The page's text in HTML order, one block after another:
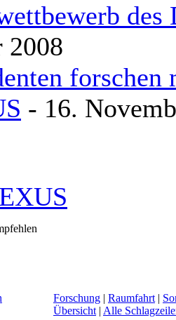
des
2008
forschen
- 16.
Forschung | Raumfahrt |
Übersicht | Alle